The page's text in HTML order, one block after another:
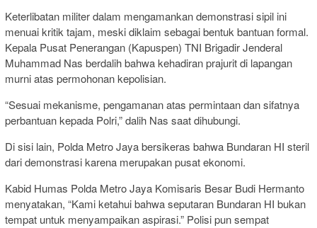
Keterlibatan militer dalam mengamankan demonstrasi sipil ini
menuai kritik tajam, meski diklaim sebagai bentuk bantuan formal.
Kepala Pusat Penerangan (Kapuspen) TNI Brigadir Jenderal
Muhammad Nas berdalih bahwa kehadiran prajurit di lapangan
murni atas permohonan kepolisian.
“Sesuai mekanisme, pengamanan atas permintaan dan sifatnya
perbantuan kepada Polri,” dalih Nas saat dihubungi.
Di sisi lain, Polda Metro Jaya bersikeras bahwa Bundaran HI steril
dari demonstrasi karena merupakan pusat ekonomi.
Kabid Humas Polda Metro Jaya Komisaris Besar Budi Hermanto
menyatakan, “Kami ketahui bahwa seputaran Bundaran HI bukan
tempat untuk menyampaikan aspirasi.” Polisi pun sempat